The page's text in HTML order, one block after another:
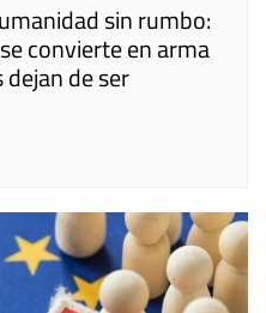
sin rumbo:
convierte en arma
de ser